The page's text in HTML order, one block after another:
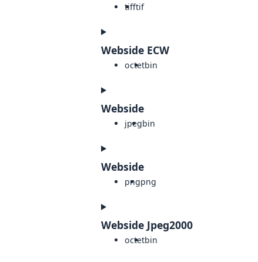
tifftif
Webside ECW
octetbin
Webside
jpegbin
Webside
pngpng
Webside Jpeg2000
octetbin